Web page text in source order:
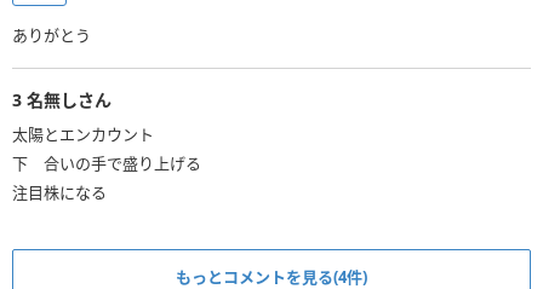
ありがとう
3 名無しさん
太陽とエンカウント
下 合いの手で盛り上げる
注目株になる
もっとコメントを見る(4件)